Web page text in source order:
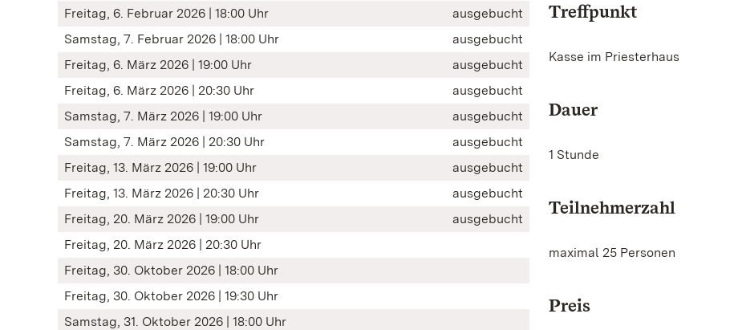
Freitag, 6. Februar 2026 | 18:00 Uhr
ausgebucht
Samstag, 7. Februar 2026 | 18:00 Uhr
ausgebucht
Freitag, 6. März 2026 | 19:00 Uhr
ausgebucht
Freitag, 6. März 2026 | 20:30 Uhr
ausgebucht
Samstag, 7. März 2026 | 19:00 Uhr
ausgebucht
Samstag, 7. März 2026 | 20:30 Uhr
ausgebucht
Freitag, 13. März 2026 | 19:00 Uhr
ausgebucht
Freitag, 13. März 2026 | 20:30 Uhr
ausgebucht
Freitag, 20. März 2026 | 19:00 Uhr
ausgebucht
Freitag, 20. März 2026 | 20:30 Uhr
Freitag, 30. Oktober 2026 | 18:00 Uhr
Freitag, 30. Oktober 2026 | 19:30 Uhr
Samstag, 31. Oktober 2026 | 18:00 Uhr
Treffpunkt
Kasse im Priesterhaus
Dauer
1 Stunde
Teilnehmerzahl
maximal 25 Personen
Preis